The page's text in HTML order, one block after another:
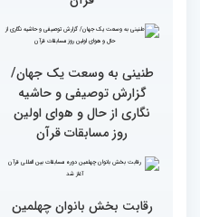
وحدت کشورهای جهان
اسلام مهمترین پیام دریافتی
از مفاهیم و تعالیم قرآن
اجرای طرح «قرآن بخوان،
جایزه بگیر» در حاشیه
برگزاری مسابقات بین‌المللی
قرآن